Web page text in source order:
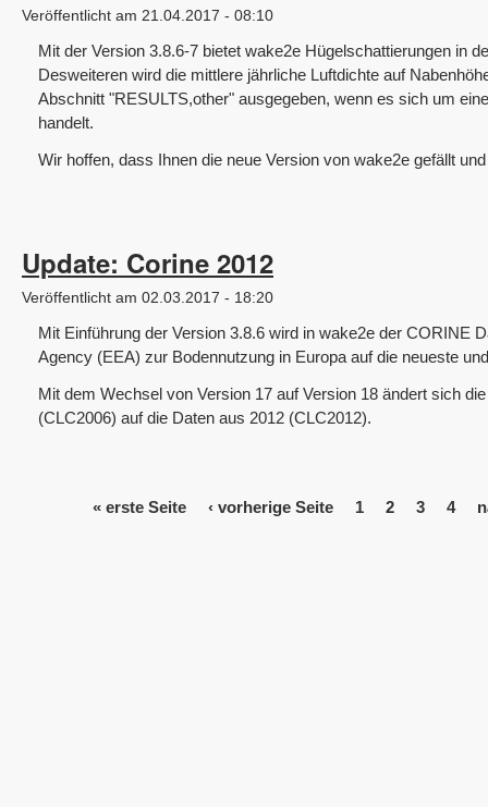
Veröffentlicht am 21.04.2017 - 08:10
Mit der Version 3.8.6-7 bietet wake2e Hügelschattierungen in
Desweiteren wird die mittlere jährliche Luftdichte auf
Abschnitt "RESULTS,other" ausgegeben, wenn es sich um
handelt.
Wir hoffen, dass Ihnen die neue Version von wake2e gefällt
Update: Corine 2012
Veröffentlicht am 02.03.2017 - 18:20
Mit Einführung der Version 3.8.6 wird in wake2e der CORINE
Agency (EEA) zur Bodennutzung in Europa auf die neueste
Mit dem Wechsel von Version 17 auf Version 18 ändert sich
(CLC2006) auf die Daten aus 2012 (CLC2012).
« erste Seite ‹ vorherige Seite 1 2 3 4